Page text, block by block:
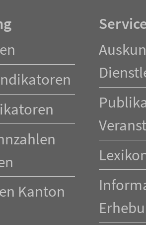
Kanton
überspringen